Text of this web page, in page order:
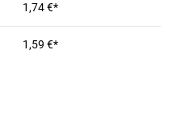
1,74 €*
1,59 €*